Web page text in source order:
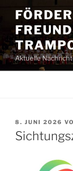
Inhalt
springen
Aktuelle
AM
8. JUNI 2026